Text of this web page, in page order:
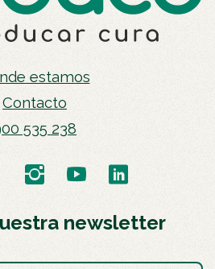
estamos
Contacto
535 238
newsletter